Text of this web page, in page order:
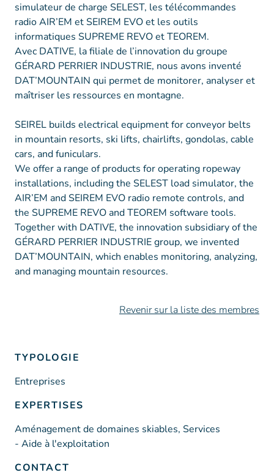
TYPOLOGIE
Entreprises
EXPERTISES
Aménagement de domaines skiables, Services
- Aide à l'exploitation
CONTACT
simulateur de charge SELEST, les télécommandes
radio AIR’EM et SEIREM EVO et les outils
informatiques SUPREME REVO et TEOREM.
Avec DATIVE, la filiale de l’innovation du groupe
GÉRARD PERRIER INDUSTRIE, nous avons inventé
DAT’MOUNTAIN qui permet de monitorer, analyser et
maîtriser les ressources en montagne.
SEIREL builds electrical equipment for conveyor belts
in mountain resorts, ski lifts, chairlifts, gondolas, cable
cars, and funiculars.
We offer a range of products for operating ropeway
installations, including the SELEST load simulator, the
AIR’EM and SEIREM EVO radio remote controls, and
the SUPREME REVO and TEOREM software tools.
Together with DATIVE, the innovation subsidiary of the
GÉRARD PERRIER INDUSTRIE group, we invented
DAT’MOUNTAIN, which enables monitoring, analyzing,
and managing mountain resources.
Revenir sur la liste des membres